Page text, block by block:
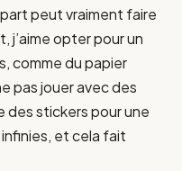
peut vraiment faire
j’aime opter pour un
comme du papier
pas jouer avec des
des stickers pour une
et cela fait